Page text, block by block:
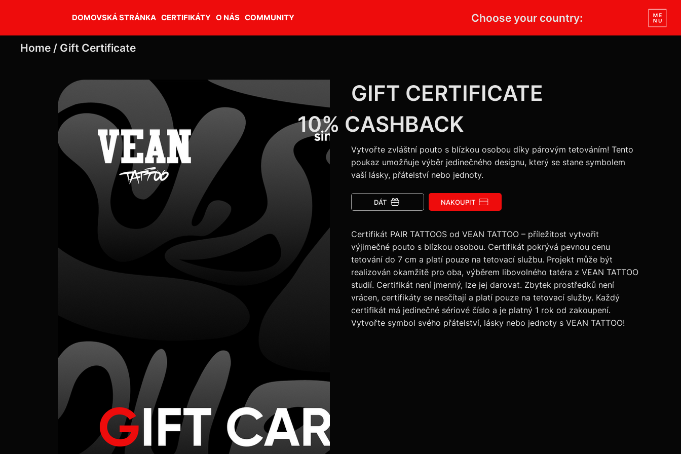
DOMOVSKÁ STRÁNKA CERTIFIKÁTY O NÁS COMMUNITY Choose your country:
Home / Gift Certificate
GIFT CERTIFICATE
10% CASHBACK
Vytvořte zvláštní pouto s blízkou osobou díky párovým tetováním! Tento
poukaz umožňuje výběr jedinečného designu, který se stane symbolem
vaší lásky, přátelství nebo jednoty.
DÁT NAKOUPIT
Certifikát PAIR TATTOOS od VEAN TATTOO – příležitost vytvořit
výjimečné pouto s blízkou osobou. Certifikát pokrývá pevnou cenu
tetování do 7 cm a platí pouze na tetovací službu. Projekt může být
realizován okamžitě pro oba, výběrem libovolného tatéra z VEAN TATTOO
studií. Certifikát není jmenný, lze jej darovat. Zbytek prostředků není
vrácen, certifikáty se nesčítají a platí pouze na tetovací služby. Každý
certifikát má jedinečné sériové číslo a je platný 1 rok od zakoupení.
Vytvořte symbol svého přátelství, lásky nebo jednoty s VEAN TATTOO!